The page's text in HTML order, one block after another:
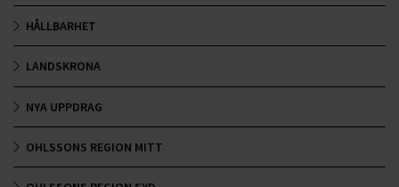
HÅLLBARHET
LANDSKRONA
NYA UPPDRAG
OHLSSONS REGION MITT